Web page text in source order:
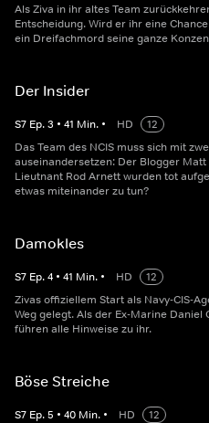
Als Ziva in ihr altes Team
Entscheidung. Wird er ihr eine
ein Dreifachmord seine ganze
Der Insider
S7 Ep.3 • 41 Min. • HD
12
Das Team des NCIS muss sich mit
auseinandersetzen: Der Blogger
Lieutnant Rod Arnett wurden tot
etwas miteinander zu tun?
Damokles
S7 Ep.4 • 41 Min. • HD
12
Zivas offiziellem Start als Navy-CIS-
Weg gelegt. Als der Ex-Marine
führen alle Hinweise zu ihr.
Böse Streiche
S7 Ep.5 • 40 Min. • HD
12